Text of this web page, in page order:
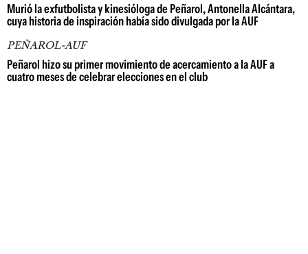
Murió la exfutbolista y kinesióloga de Peñarol, Antonella Alcántara,
cuya historia de inspiración había sido divulgada por la AUF
PEÑAROL-AUF
Peñarol hizo su primer movimiento de acercamiento a la AUF a
cuatro meses de celebrar elecciones en el club